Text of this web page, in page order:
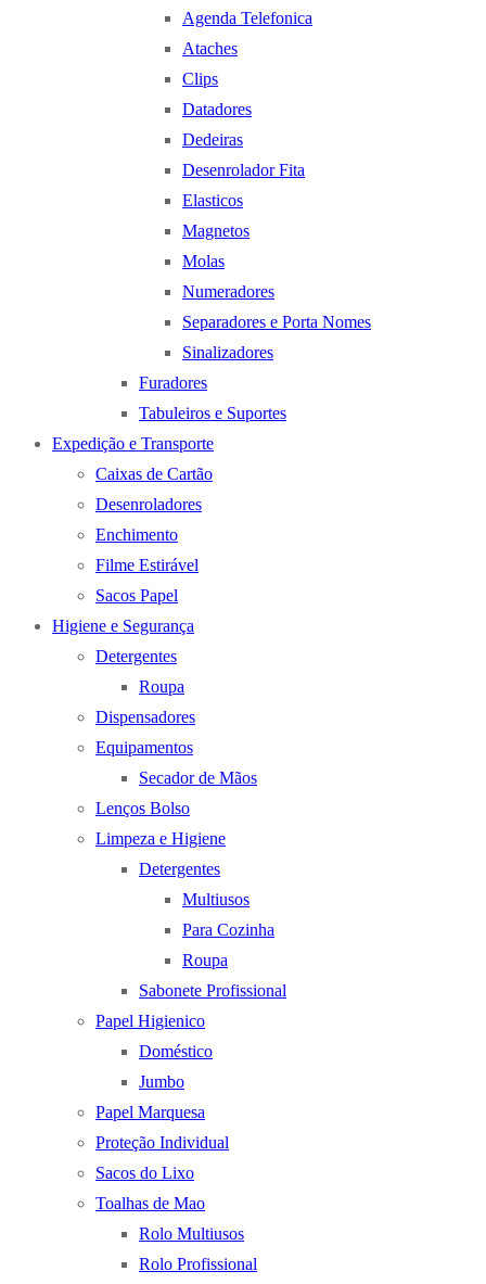
Agenda Telefonica
Ataches
Clips
Datadores
Dedeiras
Desenrolador Fita
Elasticos
Magnetos
Molas
Numeradores
Separadores e Porta Nomes
Sinalizadores
Furadores
Tabuleiros e Suportes
Expedição e Transporte
Caixas de Cartão
Desenroladores
Enchimento
Filme Estirável
Sacos Papel
Higiene e Segurança
Detergentes
Roupa
Dispensadores
Equipamentos
Secador de Mãos
Lenços Bolso
Limpeza e Higiene
Detergentes
Multiusos
Para Cozinha
Roupa
Sabonete Profissional
Papel Higienico
Doméstico
Jumbo
Papel Marquesa
Proteção Individual
Sacos do Lixo
Toalhas de Mao
Rolo Multiusos
Rolo Profissional